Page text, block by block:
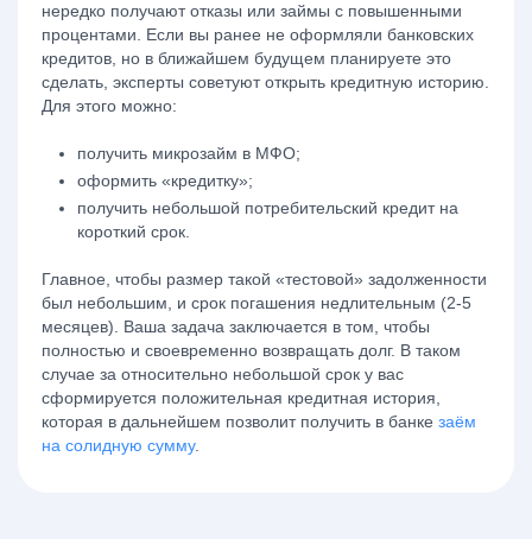
нередко получают отказы или займы с повышенными
процентами. Если вы ранее не оформляли банковских
кредитов, но в ближайшем будущем планируете это
сделать, эксперты советуют открыть кредитную историю.
Для этого можно:
получить микрозайм в МФО;
оформить «кредитку»;
получить небольшой потребительский кредит на
короткий срок.
Главное, чтобы размер такой «тестовой» задолженности
был небольшим, и срок погашения недлительным (2-5
месяцев). Ваша задача заключается в том, чтобы
полностью и своевременно возвращать долг. В таком
случае за относительно небольшой срок у вас
сформируется положительная кредитная история,
которая в дальнейшем позволит получить в банке заём
на солидную сумму.